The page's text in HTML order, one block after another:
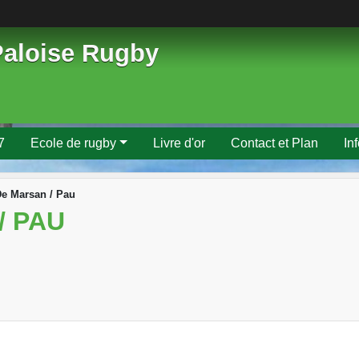
Rugby
Ecole de rugby Livre d'or Contact et Plan
Marsan / Pau
PAU